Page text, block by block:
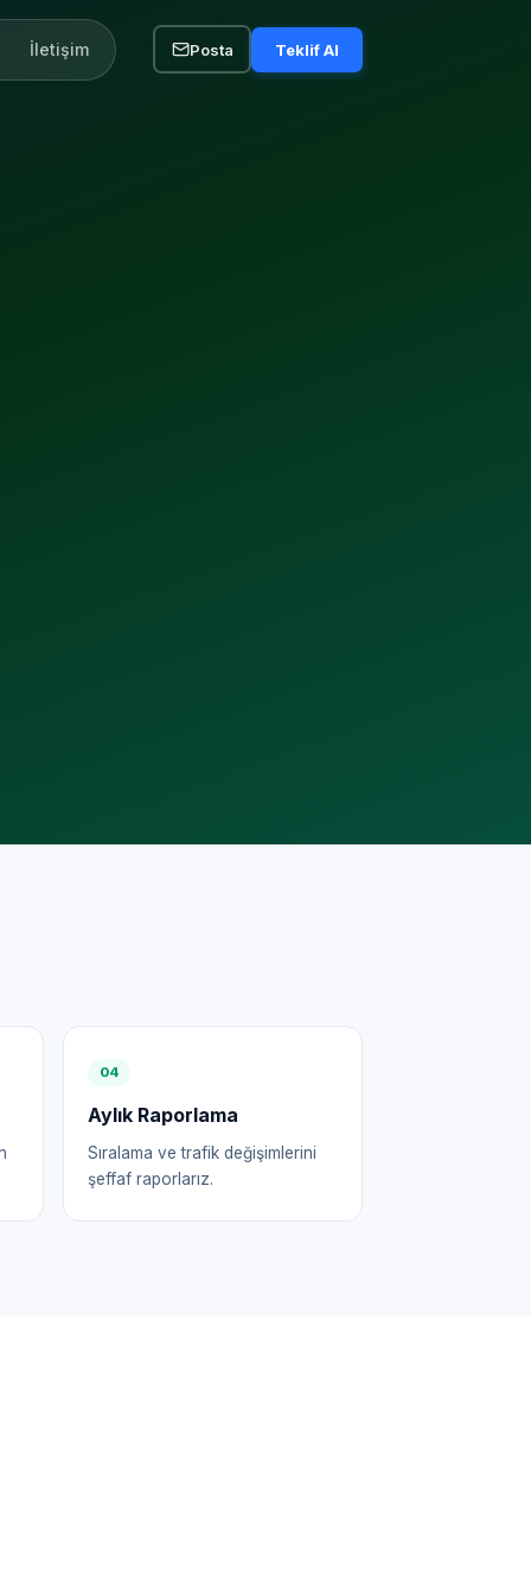
İletişim Posta Teklif Al
04
Aylık Raporlama
Sıralama ve trafik değişimlerini
şeffaf raporlarız.